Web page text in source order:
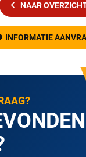
NAAR
INFORMATIE